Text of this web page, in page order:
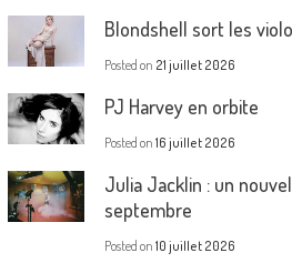
Blondshell sort les
Posted on 21 juillet 2026
PJ Harvey en orbite
Posted on 16 juillet 2026
Julia Jacklin : un
septembre
Posted on 10 juillet 2026